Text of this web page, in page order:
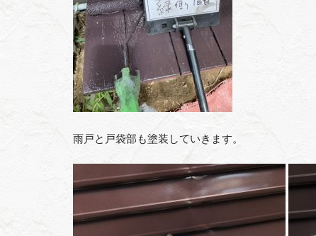
雨戸と戸袋部も塗装していきます。